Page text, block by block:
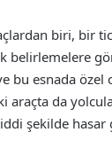
biri, bir
belirlemelere
bu esnada özel
araçta da
şekilde